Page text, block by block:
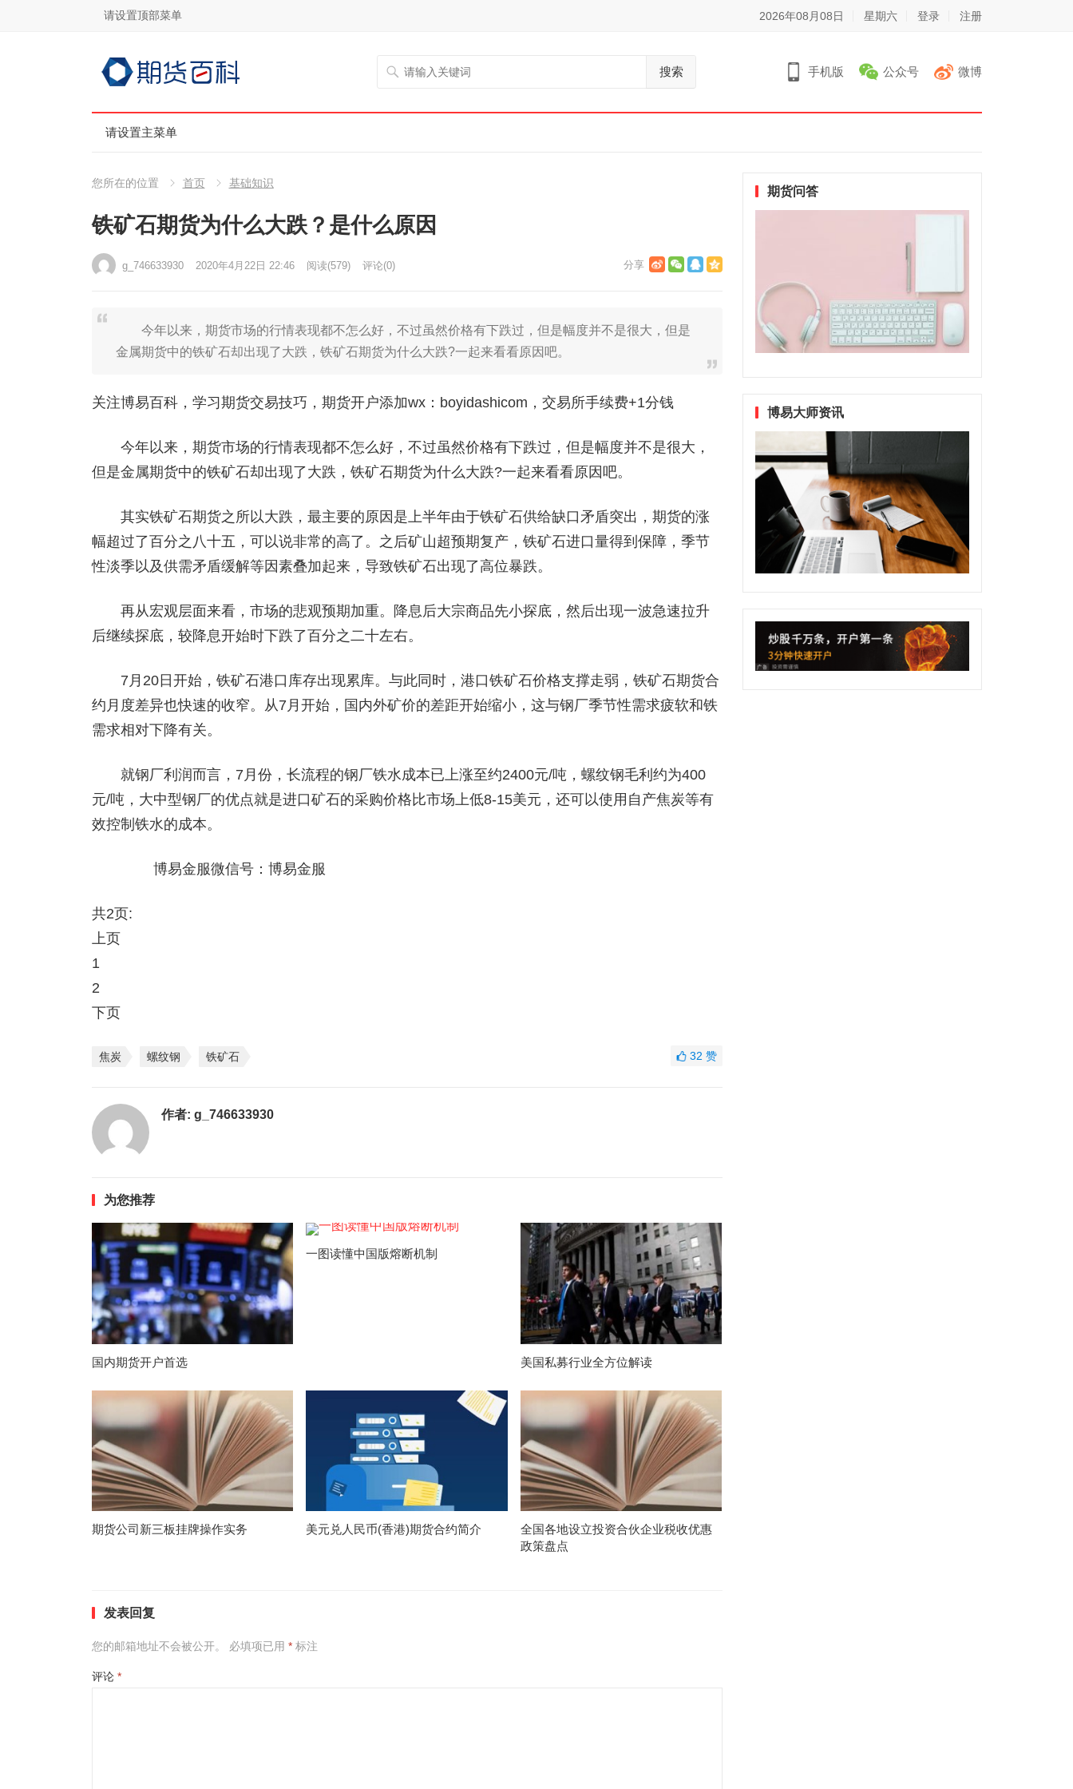
请设置顶部菜单 2026年08月08日 星期六 登录 注册
搜索 手机版 公众号 微博
请设置主菜单
您所在的位置 首页 基础知识
铁矿石期货为什么大跌？是什么原因
g_746633930 2020年4月22日 22:46 阅读(579) 评论(0)
今年以来，期货市场的行情表现都不怎么好，不过虽然价格有下跌过，但是幅度并不是很大，但是
金属期货中的铁矿石却出现了大跌，铁矿石期货为什么大跌?一起来看看原因吧。
关注博易百科，学习期货交易技巧，期货开户添加wx：boyidashicom，交易所手续费+1分钱
今年以来，期货市场的行情表现都不怎么好，不过虽然价格有下跌过，但是幅度并不是很大，
但是金属期货中的铁矿石却出现了大跌，铁矿石期货为什么大跌?一起来看看原因吧。
其实铁矿石期货之所以大跌，最主要的原因是上半年由于铁矿石供给缺口矛盾突出，期货的涨
幅超过了百分之八十五，可以说非常的高了。之后矿山超预期复产，铁矿石进口量得到保障，季节
性淡季以及供需矛盾缓解等因素叠加起来，导致铁矿石出现了高位暴跌。
再从宏观层面来看，市场的悲观预期加重。降息后大宗商品先小探底，然后出现一波急速拉升
后继续探底，较降息开始时下跌了百分之二十左右。
7月20日开始，铁矿石港口库存出现累库。与此同时，港口铁矿石价格支撑走弱，铁矿石期货合
约月度差异也快速的收窄。从7月开始，国内外矿价的差距开始缩小，这与钢厂季节性需求疲软和铁
需求相对下降有关。
就钢厂利润而言，7月份，长流程的钢厂铁水成本已上涨至约2400元/吨，螺纹钢毛利约为400
元/吨，大中型钢厂的优点就是进口矿石的采购价格比市场上低8-15美元，还可以使用自产焦炭等有
效控制铁水的成本。
博易金服微信号：博易金服
共2页:
上页
1
2
下页
焦炭 螺纹钢 铁矿石 32 赞
作者: g_746633930
为您推荐
国内期货开户首选
一图读懂中国版熔断机制
美国私募行业全方位解读
期货公司新三板挂牌操作实务 美元兑人民币(香港)期货合约简介
全国各地设立投资合伙企业税收优惠
政策盘点
发表回复
您的邮箱地址不会被公开。 必填项已用 *标注
评论 *
期货问答
博易大师资讯